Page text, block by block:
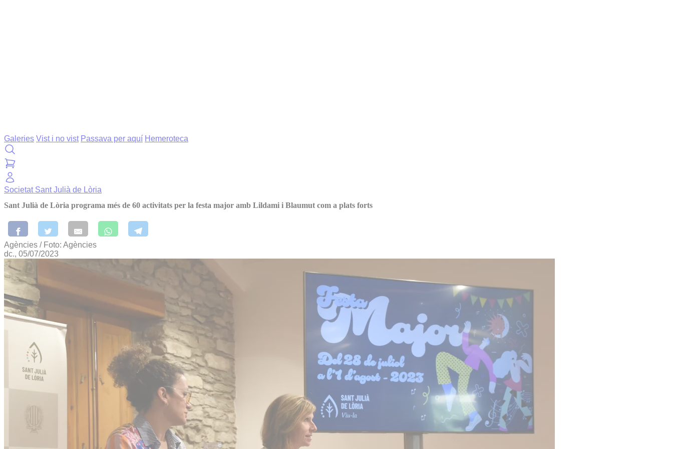
Galeries Vist i no vist Passava per aquí Hemeroteca
Societat Sant Julià de Lòria
Sant Julià de Lòria programa més de 60 activitats per la festa major amb Lildami i Blaumut com a plats forts
Agències / Foto: Agències
dc., 05/07/2023